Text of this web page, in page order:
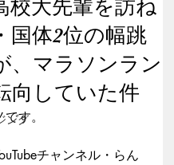
ング
校大先輩を訪ね
国体2位の幅跳
、マラソンラン
向していた件
す。
チャンネル・らん